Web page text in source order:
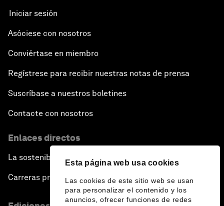
Esta página web usa cookies
Las cookies de este sitio web se usan
para personalizar el contenido y los
anuncios, ofrecer funciones de redes
Iniciar sesión
Asóciese con nosotros
Conviértase en miembro
Regístrese para recibir nuestras notas de prensa
Suscríbase a nuestros boletines
Contacte con nosotros
Enlaces directos
La sostenibilidad en el Foro
Carreras profesionales